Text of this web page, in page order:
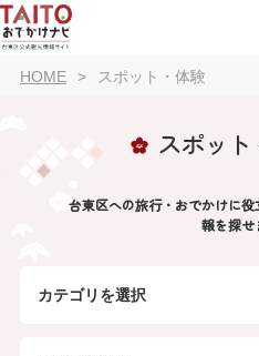
HOME スポット・体験
スポッ
台東区への旅行・おでかけに
報を探せ
カテゴリを選択